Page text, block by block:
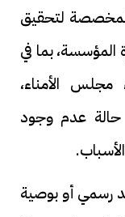
لتحقيق
بما في
الأمناء،
حالة عدم وجود
رسمي أو بوصية